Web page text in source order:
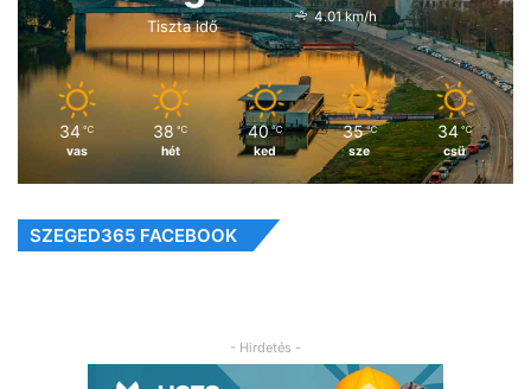
Tiszta idő
4.01 km/h
34 ℃
vas
38 ℃
hét
40 ℃
ked
35 ℃
sze
34 ℃
csü
SZEGED365 FACEBOOK
- Hirdetés -